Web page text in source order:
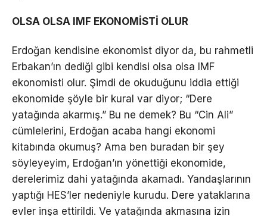
OLSA OLSA IMF EKONOMİSTİ OLUR
Erdoğan kendisine ekonomist diyor da, bu rahmetli
Erbakan’ın dediği gibi kendisi olsa olsa IMF
ekonomisti olur. Şimdi de okuduğunu iddia ettiği
ekonomide şöyle bir kural var diyor; “Dere
yatağında akarmış.” Bu ne demek? Bu “Cin Ali”
cümlelerini, Erdoğan acaba hangi ekonomi
kitabında okumuş? Ama ben buradan bir şey
söyleyeyim, Erdoğan’ın yönettiği ekonomide,
derelerimiz dahi yatağında akamadı. Yandaşlarının
yaptığı HES’ler nedeniyle kurudu. Dere yataklarına
evler inşa ettirildi. Ve yatağında akmasına izin